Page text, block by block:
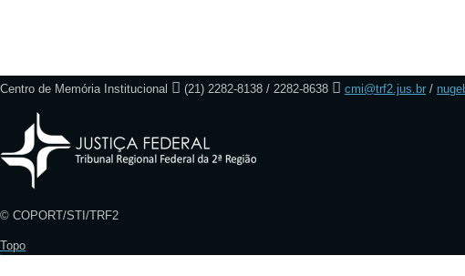
Centro de Memória Institucional (21) 2282-8138 / 2282-8638 cmi@trf2.jus.br /
© COPORT/STI/TRF2
Topo